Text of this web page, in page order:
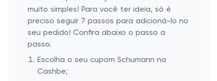
muito simples! Para você ter ideia, só é
preciso seguir 7 passos para adicioná-lo no
seu pedido! Confira abaixo o passo a
passo.
Escolha o seu cupom Schumann na
Cashbe;